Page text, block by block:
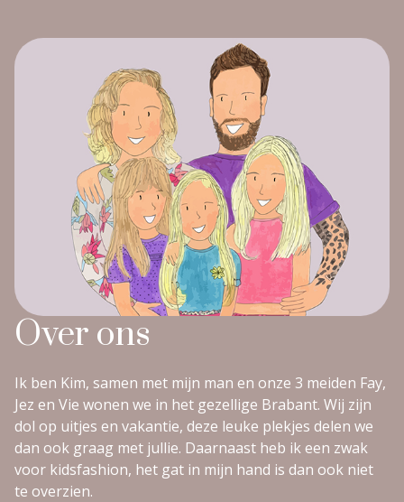
Over ons
Ik ben Kim, samen met mijn man en onze 3 meiden Fay,
Jez en Vie wonen we in het gezellige Brabant. Wij zijn
dol op uitjes en vakantie, deze leuke plekjes delen we
dan ook graag met jullie. Daarnaast heb ik een zwak
voor kidsfashion, het gat in mijn hand is dan ook niet
te overzien.